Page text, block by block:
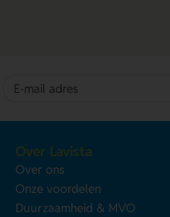
Over Lavista
Over ons
Onze voordelen
Duurzaamheid & MVO